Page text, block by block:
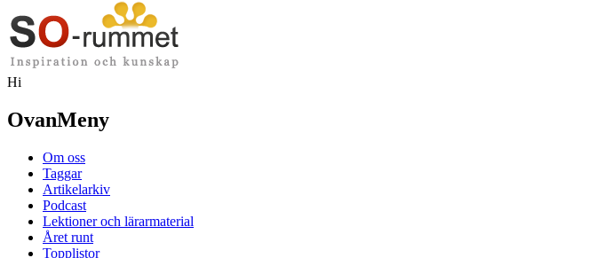
Hi
OvanMeny
Om oss
Taggar
Artikelarkiv
Podcast
Lektioner och lärarmaterial
Året runt
Topplistor